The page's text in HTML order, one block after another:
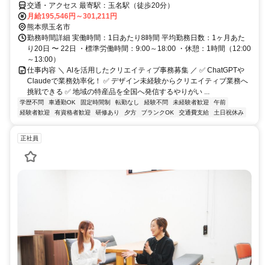
交通・アクセス 最寄駅：玉名駅（徒歩20分）
月給195,546円～301,211円
熊本県玉名市
勤務時間詳細 実働時間：1日あたり8時間 平均勤務日数：1ヶ月あた
り20日 〜 22日 ・標準労働時間：9:00～18:00 ・休憩：1時間（12:00
～13:00）
仕事内容 ＼ AIを活用したクリエイティブ事務募集 ／ ✅ ChatGPTや
Claudeで業務効率化！ ✅ デザイン未経験からクリエイティブ業務へ
挑戦できる ✅ 地域の特産品を全国へ発信するやりがい ...
学歴不問 車通勤OK 固定時間制 転勤なし 経験不問 未経験者歓迎
午前
経験者歓迎
有資格者歓迎 研修あり 夕方 ブランクOK 交通費支給 土日祝休み
正社員